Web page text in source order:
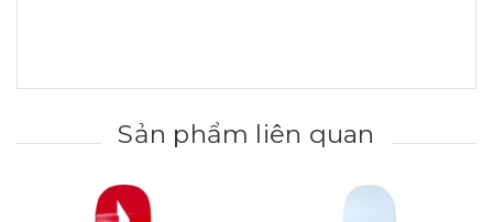
Sản phẩm liên quan